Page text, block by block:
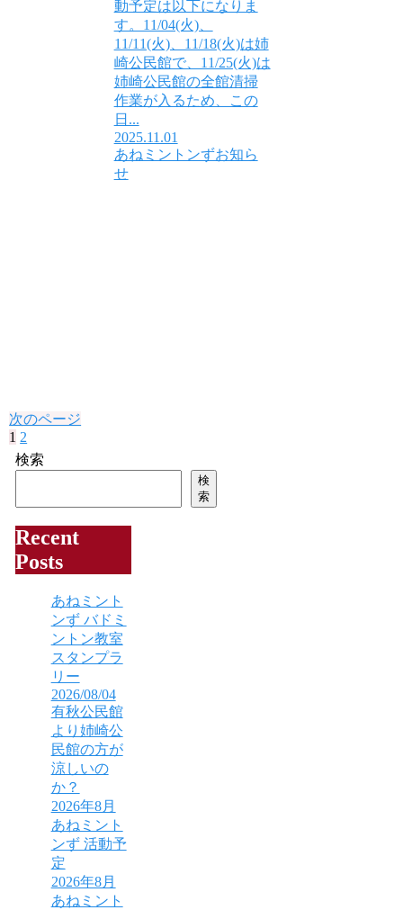
動予定は以下になりま
す。11/04(火)、
11/11(火)、11/18(火)は姉
崎公民館で、11/25(火)は
姉崎公民館の全館清掃
作業が入るため、この
日...
2025.11.01
あねミントンずお知ら
せ
次のページ
1 2
へ
検索
検
索
Recent
Posts
あねミント
ンず バドミ
ントン教室
スタンプラ
リー
2026/08/04
有秋公民館
より姉崎公
民館の方が
涼しいの
か？
2026年8月
あねミント
ンず 活動予
定
2026年8月
あねミント